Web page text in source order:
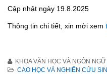
Cập nhật ngày 19.8.2025
Thông tin chi tiết, xin mời xem
KHOA VĂN HỌC VÀ NGÔN NGỮ
CAO HỌC VÀ NGHIÊN CỨU